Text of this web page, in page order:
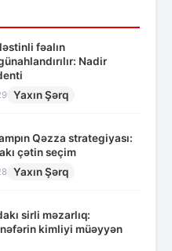
fəalın
Nadir
Yaxın Şərq
Qəzza strategiyası:
çətin seçim
Yaxın Şərq
sirli məzarlıq:
kimliyi müəyyən